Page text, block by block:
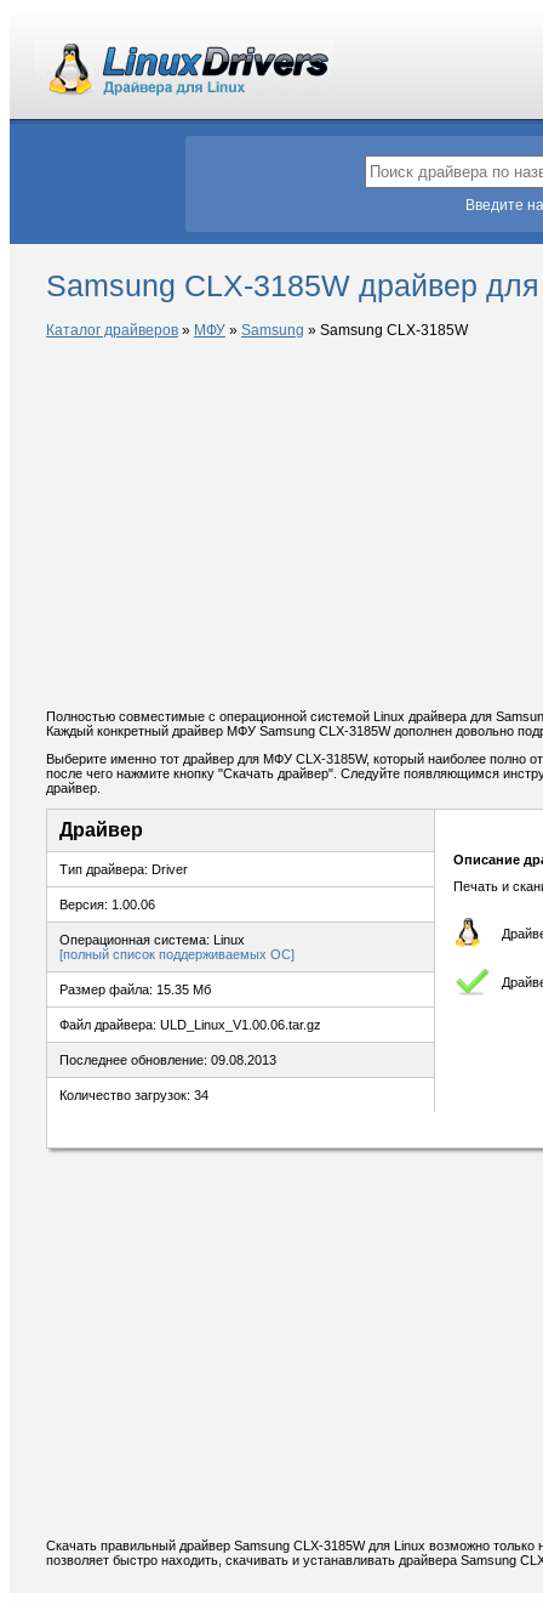
Введите
Samsung CLX-3185W драйвер
Каталог драйверов » МФУ » Samsung » Samsung CLX-3185W
Полностью совместимые с операционной системой Linux драйвера для
Каждый конкретный драйвер МФУ Samsung CLX-3185W дополнен довольно
Выберите именно тот драйвер для МФУ CLX-3185W, который наиболее полно
после чего нажмите кнопку "Скачать драйвер". Следуйте появляющимся
драйвер.
Драйвер
Тип драйвера: Driver
Версия: 1.00.06
Операционная система: Linux
[полный список поддерживаемых ОС]
Размер файла: 15.35 Мб
Файл драйвера: ULD_Linux_V1.00.06.tar.gz
Последнее обновление: 09.08.2013
Количество загрузок: 34
Описание
Печать и
Скачать правильный драйвер Samsung CLX-3185W для Linux возможно
позволяет быстро находить, скачивать и устанавливать драйвера Samsung